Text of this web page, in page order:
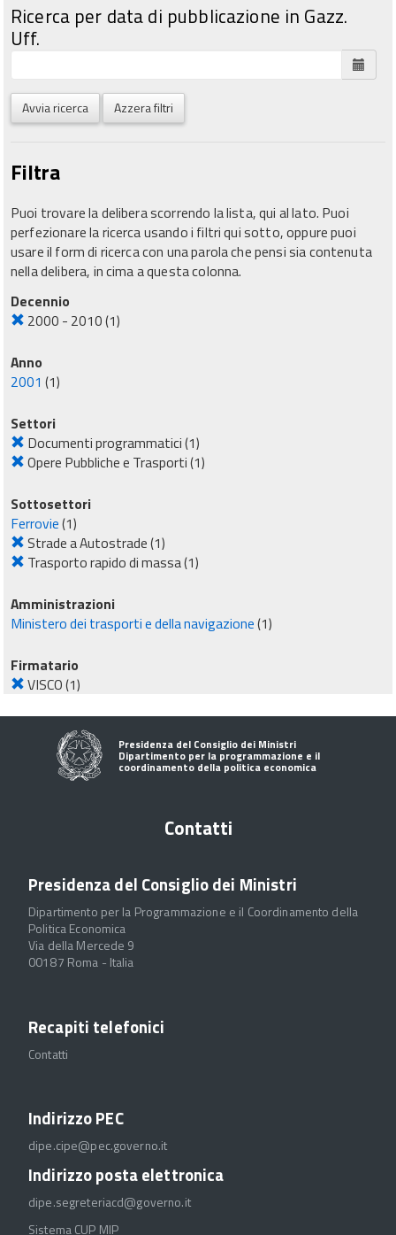
Ricerca per data di pubblicazione in Gazz.
Uff.
Avvia ricerca Azzera filtri
Filtra
Puoi trovare la delibera scorrendo la lista, qui al lato. Puoi
perfezionare la ricerca usando i filtri qui sotto, oppure puoi
usare il form di ricerca con una parola che pensi sia contenuta
nella delibera, in cima a questa colonna.
Decennio
2000 - 2010(1)
Anno
2001 (1)
Settori
Documenti programmatici(1)
Opere Pubbliche e Trasporti(1)
Sottosettori
Ferrovie(1)
Strade a Autostrade(1)
Trasporto rapido di massa(1)
Amministrazioni
Ministero dei trasporti e della navigazione(1)
Firmatario
VISCO(1)
Presidenza del Consiglio dei Ministri
Dipartimento per la programmazione e il
coordinamento della politica economica
Contatti
Presidenza del Consiglio dei Ministri
Dipartimento per la Programmazione e il Coordinamento della
Politica Economica
Via della Mercede 9
00187 Roma - Italia
Recapiti telefonici
Contatti
Indirizzo PEC
dipe.cipe@pec.governo.it
Indirizzo posta elettronica
dipe.segreteriacd@governo.it
Sistema CUP MIP